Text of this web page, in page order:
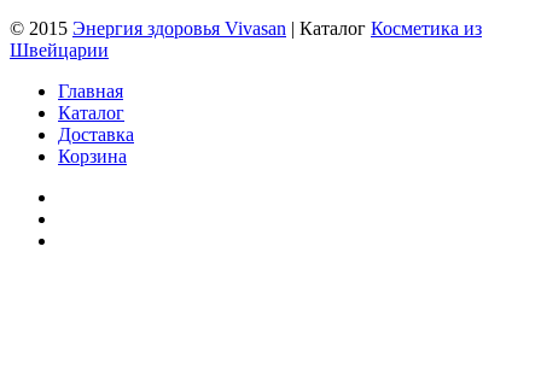
© 2015 Энергия здоровья Vivasan | Каталог Косметика из
Швейцарии
Главная
Каталог
Доставка
Корзина